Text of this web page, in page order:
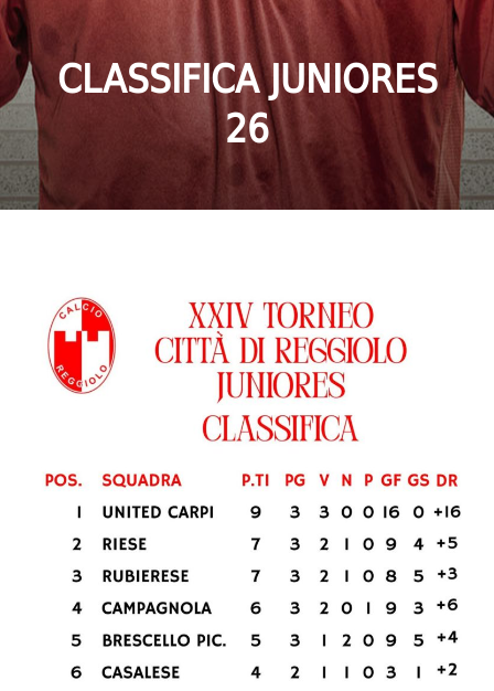
CLASSIFICA JUNIORES
26